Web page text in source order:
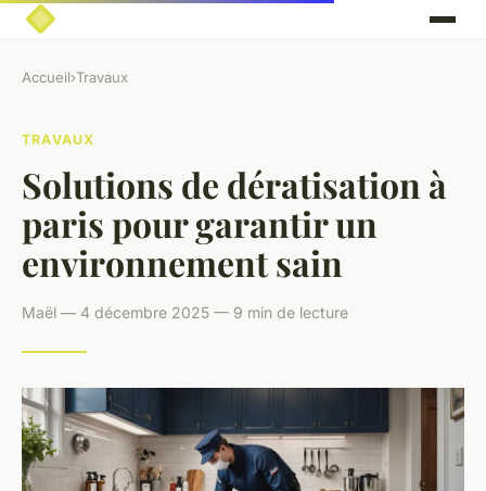
Accueil›Travaux
TRAVAUX
Solutions de dératisation à
paris pour garantir un
environnement sain
Maël — 4 décembre 2025 — 9 min de lecture